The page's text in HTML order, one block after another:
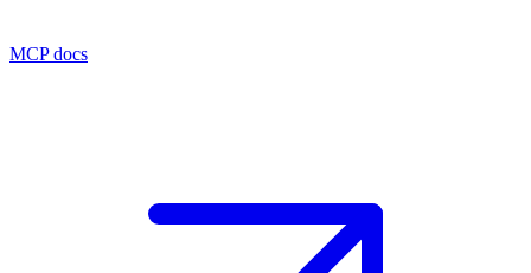
MCP docs